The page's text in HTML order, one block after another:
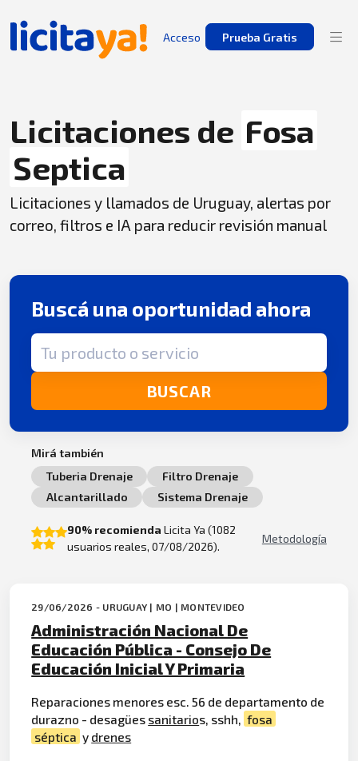
Acceso Prueba Gratis
Licitaciones de Fosa
Septica
Licitaciones y llamados de Uruguay, alertas por
correo, filtros e IA para reducir revisión manual
Buscá una oportunidad ahora
Término de búsqueda
BUSCAR
Mirá también
Tuberia Drenaje
Filtro Drenaje
Alcantarillado
Sistema Drenaje
90% recomienda Licita Ya (1082
usuarios reales, 07/08/2026).
Metodología
29/06/2026 - URUGUAY | MO | MONTEVIDEO
Administración Nacional De
Educación Pública - Consejo De
Educación Inicial Y Primaria
Reparaciones menores esc. 56 de departamento de
durazno - desagües sanitarios, sshh,
fosa
séptica y drenes